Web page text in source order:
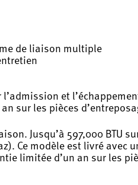
de liaison multiple
et
sur les pièces
Jusqu’à 597,000 BTU
Ce modèle est livré avec
limitée d’un an sur les